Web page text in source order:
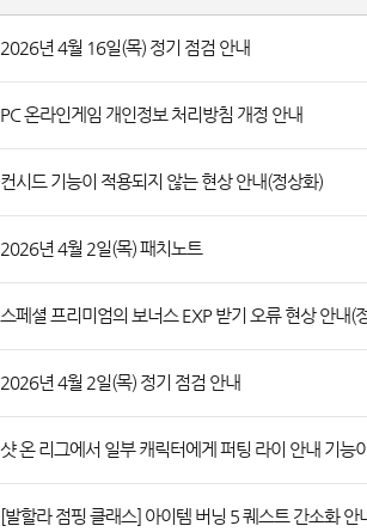
2026년 4월 16일(목) 정기 점검 안내
PC 온라인게임 개인정보 처리방침 개정 안내
컨시드 기능이 적용되지 않는 현상 안내(정상화)
2026년 4월 2일(목) 패치노트
스페셜 프리미엄의 보너스 EXP 받기 오류 현상 안내(
2026년 4월 2일(목) 정기 점검 안내
샷 온 리그에서 일부 캐릭터에게 퍼팅 라이 안내 기능
[발할라 점핑 클래스] 아이템 버닝 5 퀘스트 간소화 안